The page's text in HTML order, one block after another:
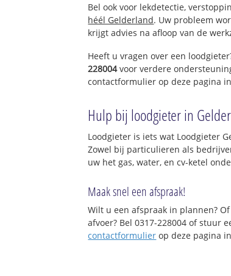
Bel ook voor lekdetectie,
héél Gelderland. Uw probleem
krijgt advies na afloop van de
Heeft u vragen over een
228004voor verdere
contactformulier op deze pagina
Hulp bij loodgieter in
Loodgieter is iets wat Loodgieter
Zowel bij particulieren als
uw het gas, water, en cv-ketel
Maak snel een afspraak!
Wilt u een afspraak in plannen?
afvoer? Bel 0317-228004 of stuur
contactformulier op deze pagina